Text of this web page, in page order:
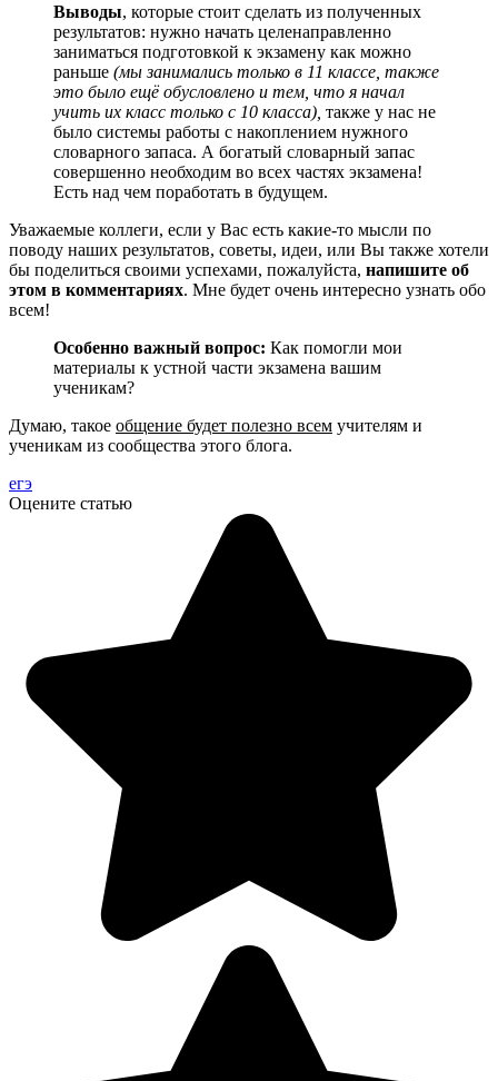
Выводы, которые стоит сделать из полученных
результатов: нужно начать целенаправленно
заниматься подготовкой к экзамену как можно
раньше (мы занимались только в 11 классе, также
это было ещё обусловлено и тем, что я начал
учить их класс только с 10 класса), также у нас не
было системы работы с накоплением нужного
словарного запаса. А богатый словарный запас
совершенно необходим во всех частях экзамена!
Есть над чем поработать в будущем.
Уважаемые коллеги, если у Вас есть какие-то мысли по
поводу наших результатов, советы, идеи, или Вы также хотели
бы поделиться своими успехами, пожалуйста, напишите об
этом в комментариях. Мне будет очень интересно узнать обо
всем!
Особенно важный вопрос: Как помогли мои
материалы к устной части экзамена вашим
ученикам?
Думаю, такое общение будет полезно всем учителям и
ученикам из сообщества этого блога.
егэ
Оцените статью